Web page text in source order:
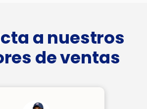
a nuestros
de ventas